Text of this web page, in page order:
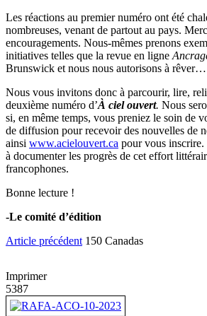
Les réactions au premier numéro ont été
nombreuses, venant de partout au pays.
encouragements. Nous-mêmes prenons
initiatives telles que la revue en ligne
Brunswick et nous nous autorisons à rêver…
Nous vous invitons donc à parcourir, lire,
deuxième numéro d’À ciel ouvert. Nous
si, en même temps, vous preniez le soin de
de diffusion pour recevoir des nouvelles de
ainsi www.acielouvert.ca pour vous inscrire.
à documenter les progrès de cet effort
francophones.
Bonne lecture !
-Le comité d’édition
Article précédent 150 Canadas
Imprimer
5387